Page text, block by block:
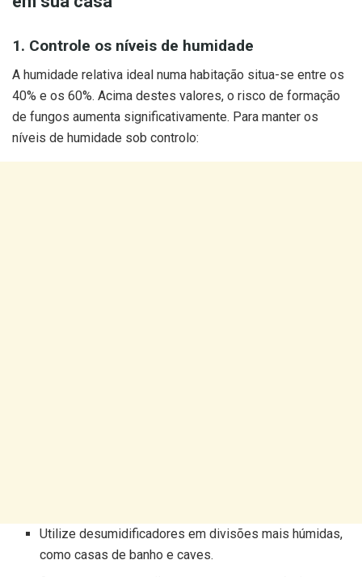
1. Controle os níveis de humidade
A humidade relativa ideal numa habitação situa-se entre os
40% e os 60%. Acima destes valores, o risco de formação
de fungos aumenta significativamente. Para manter os
níveis de humidade sob controlo:
Utilize desumidificadores em divisões mais húmidas,
como casas de banho e caves.